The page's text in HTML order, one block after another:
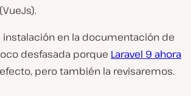
instalación en la documentación de
desfasada porque Laravel 9 ahora
pero también la revisaremos.